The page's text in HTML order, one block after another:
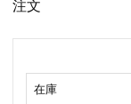
注文
在庫